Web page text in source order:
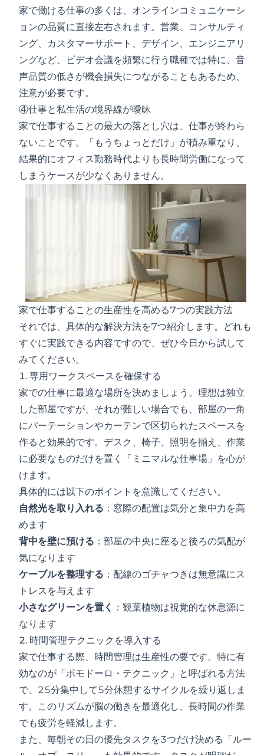
家で働ける仕事の多くは、オンラインコミュニケーシ
ョンの品質に直接左右されます。営業、コンサルティ
ング、カスタマーサポート、デザイン、エンジニアリ
ングなど、ビデオ会議を頻繁に行う職種では特に、音
声品質の低さが機会損失につながることもあるため、
注意が必要です。
④仕事と私生活の境界線が曖昧
家で仕事することの最大の落とし穴は、仕事が終わら
ないことです。「もうちょっとだけ」が積み重なり、
結果的にオフィス勤務時代よりも長時間労働になって
しまうケースが少なくありません。
家で仕事することの生産性を高める7つの実践方法
それでは、具体的な解決方法を7つ紹介します。どれも
すぐに実践できる内容ですので、ぜひ今日から試して
みてください。
1. 専用ワークスペースを確保する
家での仕事に最適な場所を決めましょう。理想は独立
した部屋ですが、それが難しい場合でも、部屋の一角
にパーテーションやカーテンで区切られたスペースを
作ると効果的です。デスク、椅子、照明を揃え、作業
に必要なものだけを置く「ミニマルな仕事場」を心が
けます。
具体的には以下のポイントを意識してください。
自然光を取り入れる ：窓際の配置は気分と集中力を高
めます
背中を壁に預ける ：部屋の中央に座ると後ろの気配が
気になります
ケーブルを整理する ：配線のゴチャつきは無意識にス
トレスを与えます
小さなグリーンを置く
：観葉植物は視覚的な休息源に
なります
2. 時間管理テクニックを導入する
家で仕事する際、時間管理は生産性の要です。特に有
効なのが「ポモドーロ・テクニック」と呼ばれる方法
で、25分集中して5分休憩するサイクルを繰り返しま
す。このリズムが脳の働きを最適化し、長時間の作業
でも疲労を軽減します。
また、毎朝その日の優先タスクを3つだけ決める「ルー